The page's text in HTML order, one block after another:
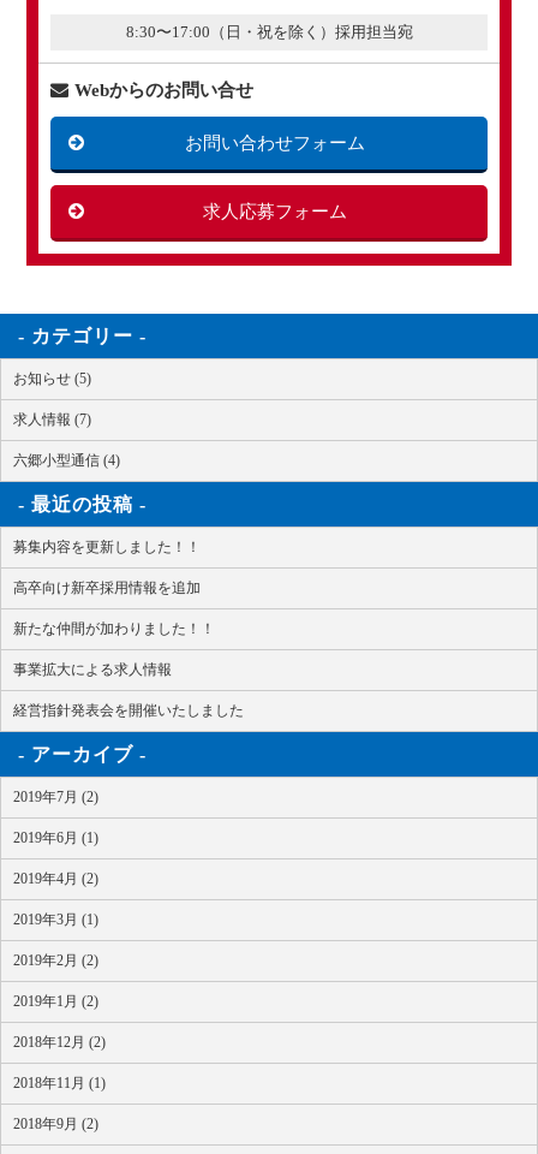
8:30〜17:00（日・祝を除く）採用担当宛
Webからのお問い合せ
お問い合わせフォーム
求人応募フォーム
カテゴリー
お知らせ (5)
求人情報 (7)
六郷小型通信 (4)
最近の投稿
募集内容を更新しました！！
高卒向け新卒採用情報を追加
新たな仲間が加わりました！！
事業拡大による求人情報
経営指針発表会を開催いたしました
アーカイブ
2019年7月 (2)
2019年6月 (1)
2019年4月 (2)
2019年3月 (1)
2019年2月 (2)
2019年1月 (2)
2018年12月 (2)
2018年11月 (1)
2018年9月 (2)